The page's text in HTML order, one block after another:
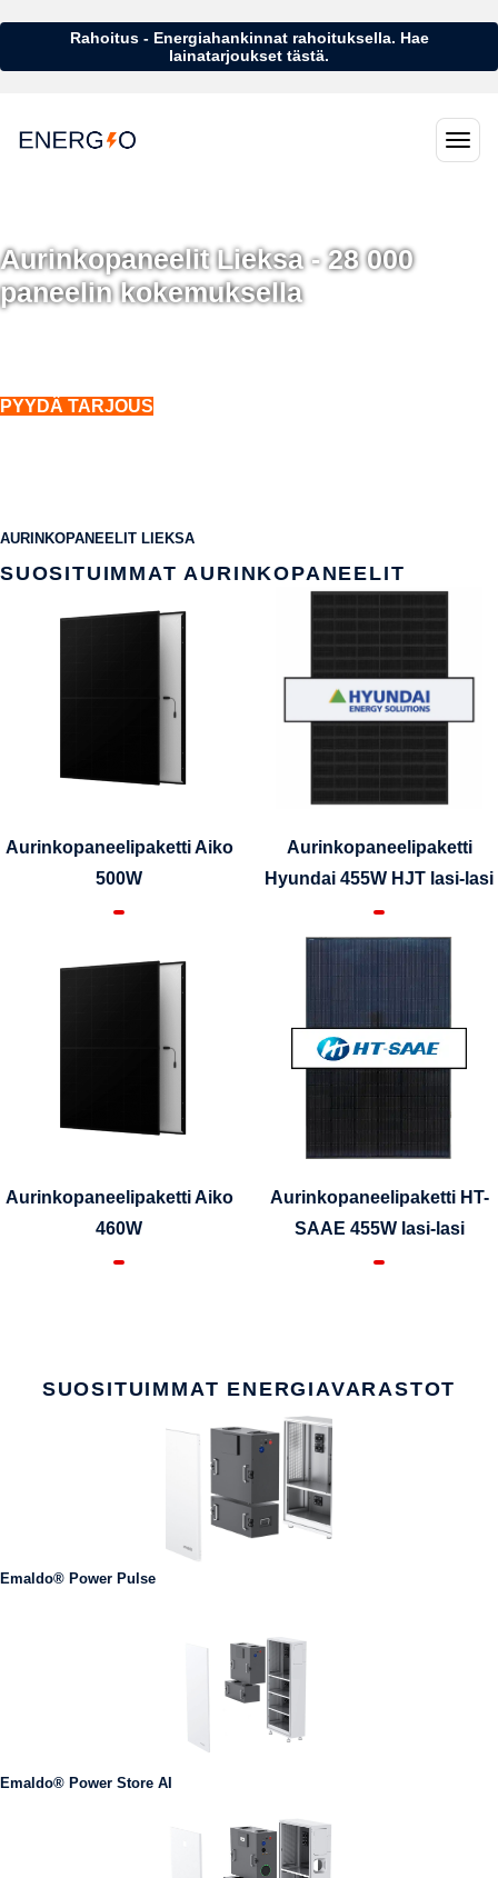
Rahoitus - Energiahankinnat rahoituksella. Hae
lainatarjoukset tästä.
Aurinkopaneelit Lieksa - 28 000
paneelin kokemuksella
PYYDÄ TARJOUS
AURINKOPANEELIT LIEKSA
SUOSITUIMMAT AURINKOPANEELIT
Aurinkopaneelipaketti Aiko
500W
Aurinkopaneelipaketti
Hyundai 455W HJT lasi-lasi
Aurinkopaneelipaketti Aiko
460W
Aurinkopaneelipaketti HT-
SAAE 455W lasi-lasi
SUOSITUIMMAT ENERGIAVARASTOT
Emaldo® Power Pulse
Emaldo® Power Store AI